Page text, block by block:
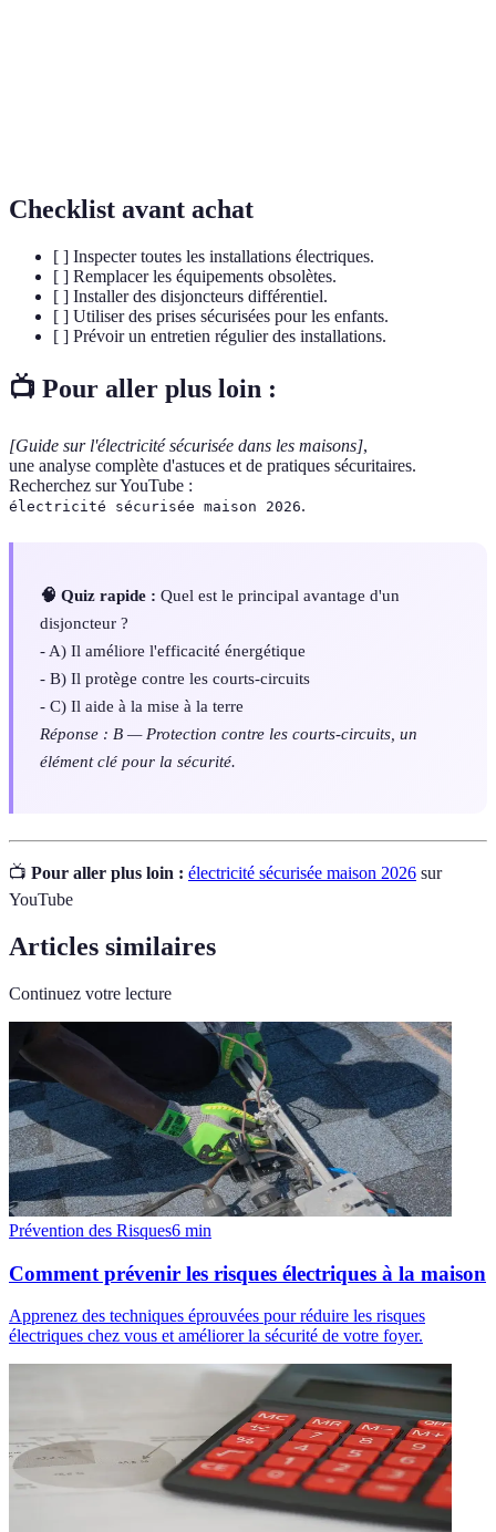
Checklist avant achat
[ ] Inspecter toutes les installations électriques.
[ ] Remplacer les équipements obsolètes.
[ ] Installer des disjoncteurs différentiel.
[ ] Utiliser des prises sécurisées pour les enfants.
[ ] Prévoir un entretien régulier des installations.
📺 Pour aller plus loin :
[Guide sur l'électricité sécurisée dans les maisons],
une analyse complète d'astuces et de pratiques sécuritaires.
Recherchez sur YouTube :
électricité sécurisée maison 2026.
🧠 Quiz rapide : Quel est le principal avantage d'un
disjoncteur ?
- A) Il améliore l'efficacité énergétique
- B) Il protège contre les courts-circuits
- C) Il aide à la mise à la terre
Réponse : B — Protection contre les courts-circuits, un
élément clé pour la sécurité.
📺 Pour aller plus loin : électricité sécurisée maison 2026 sur
YouTube
Articles similaires
Continuez votre lecture
Prévention des Risques6 min
Comment prévenir les risques électriques à la maison
Apprenez des techniques éprouvées pour réduire les risques
électriques chez vous et améliorer la sécurité de votre foyer.